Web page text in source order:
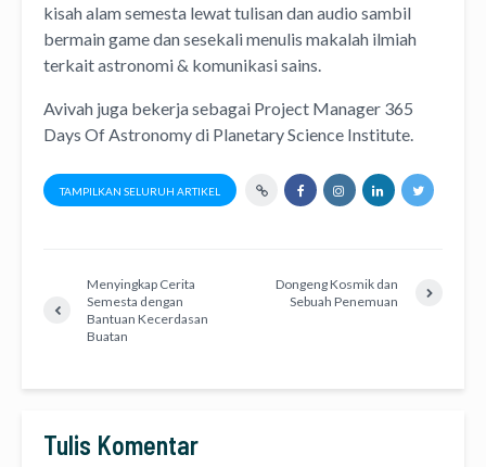
kisah alam semesta lewattulisandanaudio sambil
bermain game dan sesekali menulis makalah ilmiah
terkait astronomi & komunikasi sains.
Avivah juga bekerja sebagai Project Manager 365
Days Of Astronomydi Planetary Science Institute
TAMPILKAN SELURUH ARTIKEL
Menyingkap Cerita
Semesta dengan
Bantuan Kecerdasan
Buatan
Dongeng Kosmik dan
Sebuah Penemuan
Tulis Komentar